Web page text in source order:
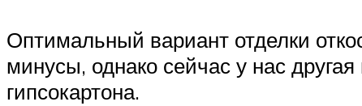
Оптимальный вариант отделки
минусы, однако сейчас у нас
гипсокартона.